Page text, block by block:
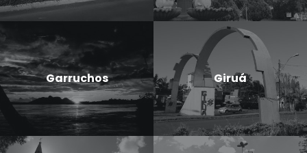
Garruchos Giruá